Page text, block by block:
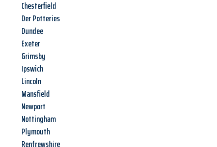
Chesterfield
Der Potteries
Dundee
Exeter
Grimsby
Ipswich
Lincoln
Mansfield
Newport
Nottingham
Plymouth
Renfrewshire